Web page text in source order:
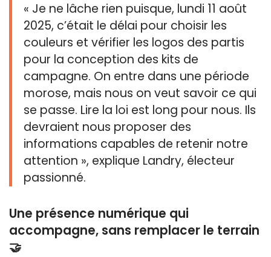
« Je ne lâche rien puisque, lundi 11 août
2025, c’était le délai pour choisir les
couleurs et vérifier les logos des partis
pour la conception des kits de
campagne. On entre dans une période
morose, mais nous on veut savoir ce qui
se passe. Lire la loi est long pour nous. Ils
devraient nous proposer des
informations capables de retenir notre
attention », explique Landry, électeur
passionné.
Une présence numérique qui
accompagne, sans remplacer le terrain
🤝